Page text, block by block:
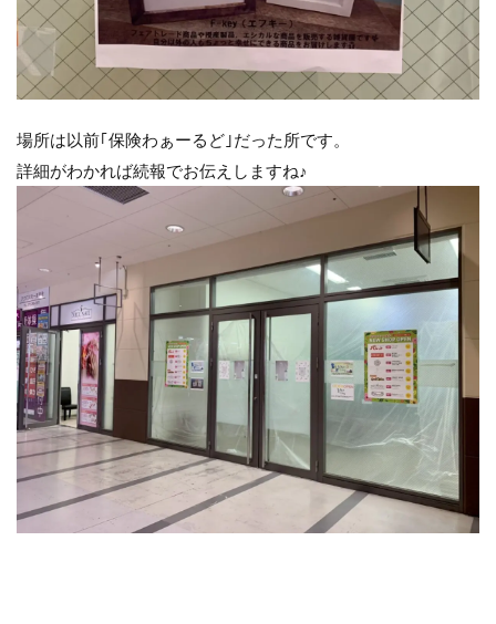
場所は以前｢保険わぁーるど｣だった所です。
詳細がわかれば続報でお伝えしますね♪